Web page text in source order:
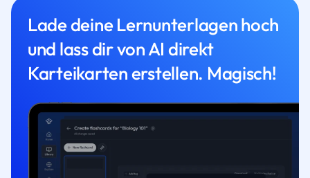
Lade deine Lernunterlagen hoch
und lass dir von AI direkt
Karteikarten erstellen. Magisch!